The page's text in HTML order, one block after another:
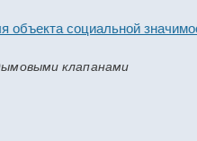
социальной значимости
клапанами